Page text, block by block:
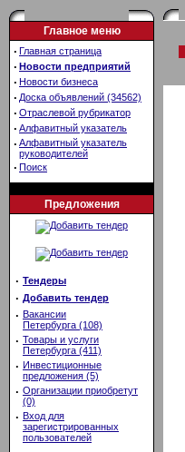
Главное меню
· Главная страница
· Новости предприятий
· Новости бизнеса
· Доска объявлений (34562)
· Отраслевой рубрикатор
· Алфавитный указатель
· Алфавитный указатель
руководителей
· Поиск
Предложения
· Тендеры
· Добавить тендер
· Вакансии
Петербурга (108)
· Товары и услуги
Петербурга (411)
· Инвестиционные
предложения (5)
· Организации приобретут
(0)
· Вход для
зарегистрированных
пользователей